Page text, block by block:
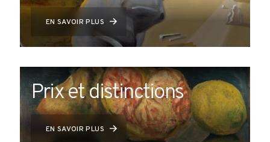
EN SAVOIR PLUS
Prix et distinctions
EN SAVOIR PLUS